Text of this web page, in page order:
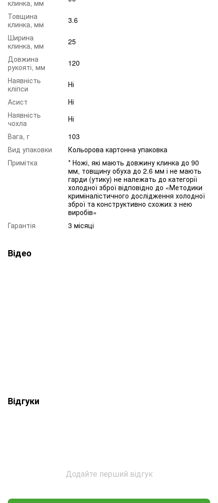
клинка, мм
Товщина
клинка, мм
3.6
Ширина
клинка, мм
25
Довжина
рукояті, мм
120
Наявність
кліпси
Ні
Асист
Ні
Наявність
чохла
Ні
Вага, г
103
Вид упаковки
Кольорова картонна упаковка
Примітка
* Ножі, які мають довжину клинка до 90
мм, товщину обуха до 2.6 мм і не мають
гарди (утику) не належать до категорії
холодної зброї відповідно до «Методики
криміналістичного дослідження холодної
зброї та конструктивно схожих з нею
виробів»
Гарантія
3 місяці
Відео
Відгуки
Додайте перший відгук